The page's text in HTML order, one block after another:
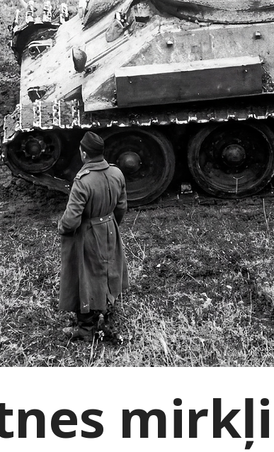
mirkļi